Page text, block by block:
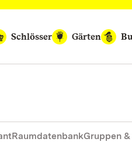
Schlösser
Gärten
RaumdatenbankGruppen